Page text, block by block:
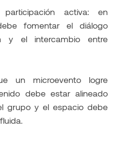
activa: en
fomentar el diálogo
y el intercambio entre
un microevento logre
debe estar alineado
grupo y el espacio debe